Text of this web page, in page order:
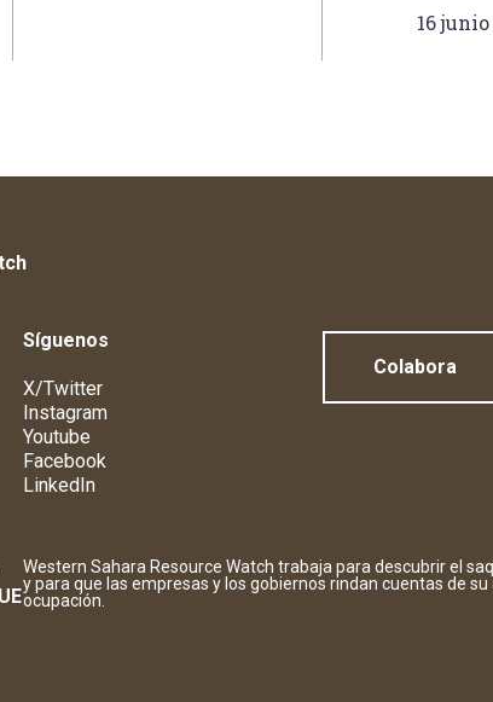
16 junio
Síguenos
X/Twitter
Instagram
Youtube
Facebook
LinkedIn
Colabora
Western Sahara Resource Watch trabaja para descubrir el
y para que las empresas y los gobiernos rindan cuentas de su
ocupación.